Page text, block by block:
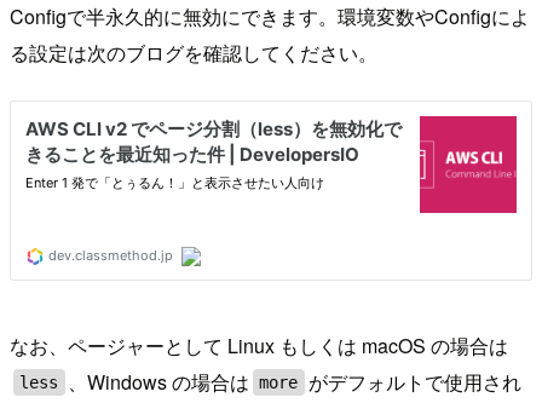
Configで半永久的に無効にできます。環境変数やConfigによ
る設定は次のブログを確認してください。
なお、ページャーとして Linux もしくは macOS の場合は
less 、Windows の場合は more
がデフォルトで使用され